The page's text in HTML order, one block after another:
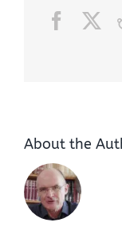
About the